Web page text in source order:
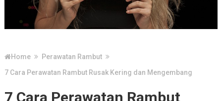
Home
Perawatan Rambut
7 Cara Perawatan Rambut Rusak Kering dan Mengembang
7 Cara Perawatan Rambut